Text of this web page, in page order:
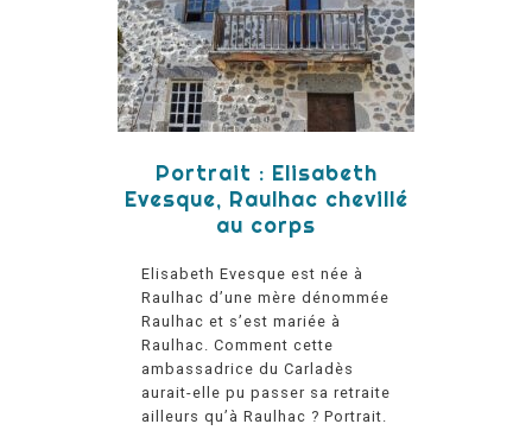
Portrait : Elisabeth
Evesque, Raulhac chevillé
au corps
Elisabeth Evesque est née à
Raulhac d’une mère dénommée
Raulhac et s’est mariée à
Raulhac. Comment cette
ambassadrice du Carladès
aurait-elle pu passer sa retraite
ailleurs qu’à Raulhac ? Portrait.